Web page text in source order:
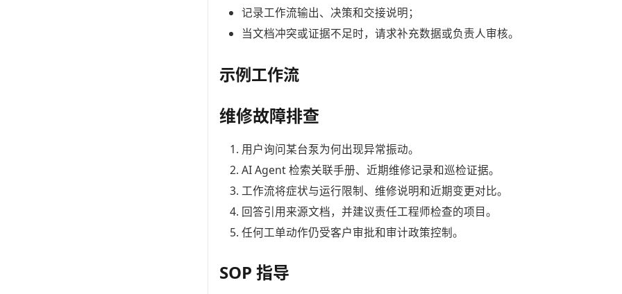
记录工作流输出、决策和交接说明；
当文档冲突或证据不足时，请求补充数据或负责人审核。
示例工作流
维修故障排查
用户询问某台泵为何出现异常振动。
AI Agent 检索关联手册、近期维修记录和巡检证据。
工作流将症状与运行限制、维修说明和近期变更对比。
回答引用来源文档，并建议责任工程师检查的项目。
任何工单动作仍受客户审批和审计政策控制。
SOP 指导